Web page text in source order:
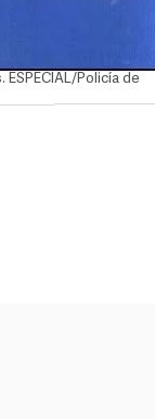
Policía de